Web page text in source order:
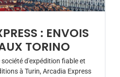
: ENVOIS
TORINO
d'expédition fiable et
à Turin, Arcadia Express